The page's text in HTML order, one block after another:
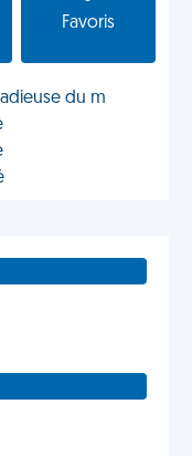
Favoris
du m